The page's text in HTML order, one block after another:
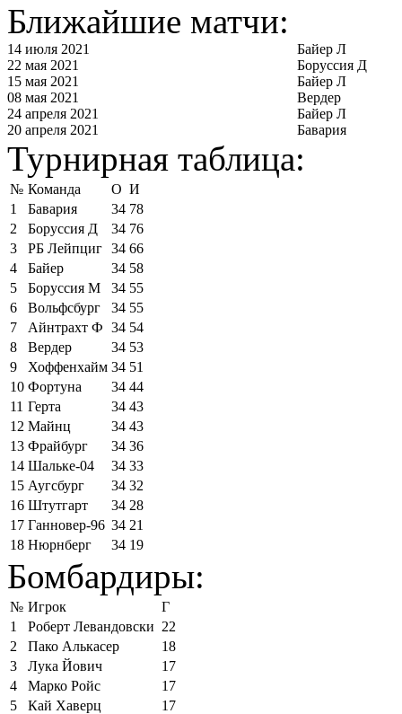
Ближайшие матчи:
14 июля 2021
Байер Л
22 мая 2021
Боруссия Д
15 мая 2021
Байер Л
08 мая 2021
Вердер
24 апреля 2021
Байер Л
20 апреля 2021
Бавария
Турнирная таблица:
№ Команда О И
1
Бавария 34 78
2
Боруссия Д 34 76
3
РБ Лейпциг 34 66
4
Байер 34 58
5
Боруссия М 34 55
6
Вольфсбург 34 55
7
Айнтрахт Ф 34 54
8
Вердер 34 53
9
Хоффенхайм 34 51
10 Фортуна 34 44
11 Герта 34 43
12 Майнц 34 43
13 Фрайбург 34 36
14 Шальке-04 34 33
15 Аугсбург 34 32
16 Штутгарт 34 28
17 Ганновер-96 34 21
18 Нюрнберг 34 19
Бомбардиры:
№ Игрок
Г
1
Роберт Левандовски 22
2
Пако Алькасер
18
3
Лука Йович
17
4
Марко Ройс
17
5
Кай Хаверц
17